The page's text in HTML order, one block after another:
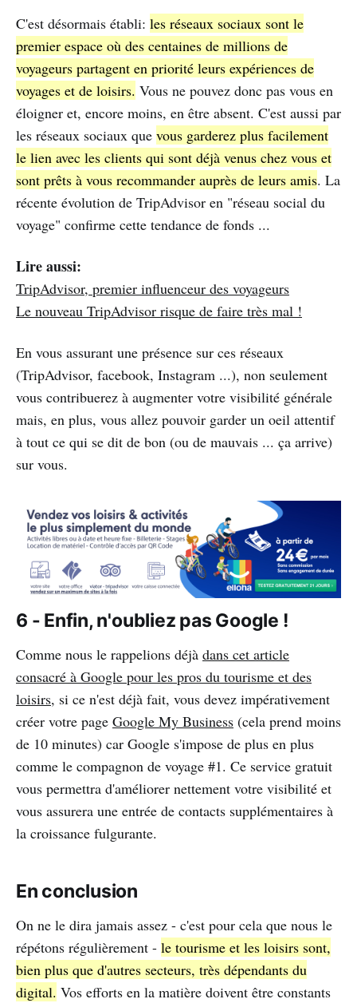
C'est désormais établi: les réseaux sociaux sont le
premier espace où des centaines de millions de
voyageurs partagent en priorité leurs expériences de
voyages et de loisirs. Vous ne pouvez donc pas vous en
éloigner et, encore moins, en être absent. C'est aussi par
les réseaux sociaux que vous garderez plus facilement
le lien avec les clients qui sont déjà venus chez vous et
sont prêts à vous recommander auprès de leurs amis. La
récente évolution de TripAdvisor en "réseau social du
voyage" confirme cette tendance de fonds ...
Lire aussi:
TripAdvisor, premier influenceur des voyageurs
Le nouveau TripAdvisor risque de faire très mal !
En vous assurant une présence sur ces réseaux
(TripAdvisor, facebook, Instagram ...), non seulement
vous contribuerez à augmenter votre visibilité générale
mais, en plus, vous allez pouvoir garder un oeil attentif
à tout ce qui se dit de bon (ou de mauvais ... ça arrive)
sur vous.
6 - Enfin, n'oubliez pas Google !
Comme nous le rappelions déjà dans cet article
consacré à Google pour les pros du tourisme et des
loisirs, si ce n'est déjà fait, vous devez impérativement
créer votre page Google My Business (cela prend moins
de 10 minutes) car Google s'impose de plus en plus
comme le compagnon de voyage #1. Ce service gratuit
vous permettra d'améliorer nettement votre visibilité et
vous assurera une entrée de contacts supplémentaires à
la croissance fulgurante.
En conclusion
On ne le dira jamais assez - c'est pour cela que nous le
répétons régulièrement - le tourisme et les loisirs sont,
bien plus que d'autres secteurs, très dépendants du
digital. Vos efforts en la matière doivent être constants